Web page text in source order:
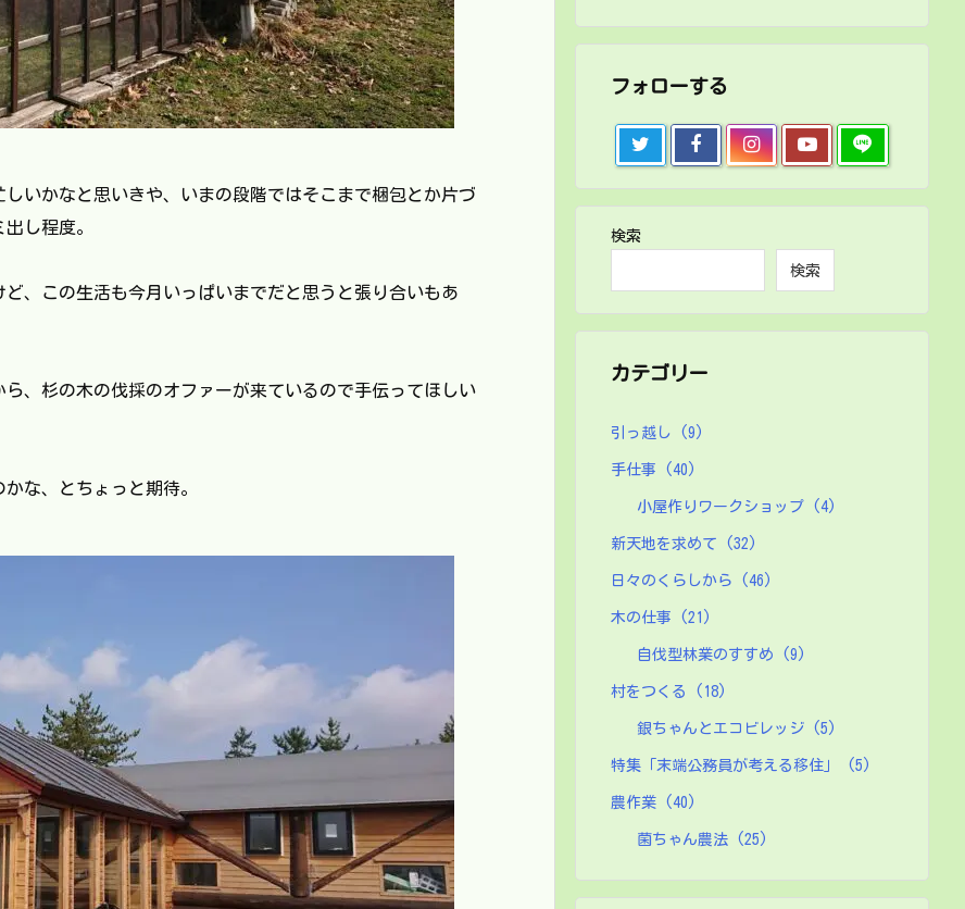
いかなと思いきや、いまの段階ではそこまで梱包とか片づ
し程度。
、この生活も今月いっぱいまでだと思うと張り合いもあ
ら、杉の木の伐採のオファーが来ているので手伝ってほしい
な、とちょっと期待。
フォローする
検索
検索
カテゴリー
引っ越し (9)
手仕事 (40)
小屋作りワークショップ (4)
新天地を求めて (32)
日々のくらしから (46)
木の仕事 (21)
自伐型林業のすすめ (9)
村をつくる (18)
銀ちゃんとエコビレッジ (5)
特集「末端公務員が考える移住」 (5)
農作業 (40)
菌ちゃん農法 (25)